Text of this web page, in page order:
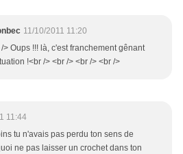
11/10/2011 11:20
> Oups !!! là, c'est franchement gênant
!<br /> <br /> <br /> <br />
11:44
tu n'avais pas perdu ton sens de
ne pas laisser un crochet dans ton